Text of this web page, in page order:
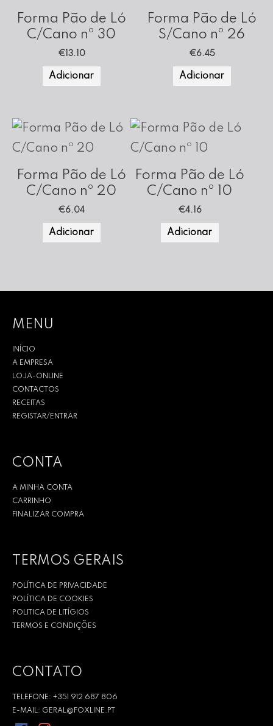
Forma Pão de Ló
C/Cano nº 30
€13.10
Adicionar
Forma Pão de Ló
S/Cano nº 26
€6.45
Adicionar
Forma Pão de Ló
C/Cano nº 20
€6.04
Adicionar
Forma Pão de Ló
C/Cano nº 10
€4.16
Adicionar
MENU
INÍCIO
A EMPRESA
LOJA-ONLINE
CONTACTOS
RECEITAS
REGISTAR/ENTRAR
CONTA
A MINHA CONTA
CARRINHO
FINALIZAR COMPRA
TERMOS GERAIS
POLÍTICA DE PRIVACIDADE
POLÍTICA DE COOKIES
POLITICA DE LITÍGIOS
TERMOS E CONDIÇÕES
CONTATO
TELEFONE: +351 912 687 806
E-MAIL: GERAL@FOXLINE.PT